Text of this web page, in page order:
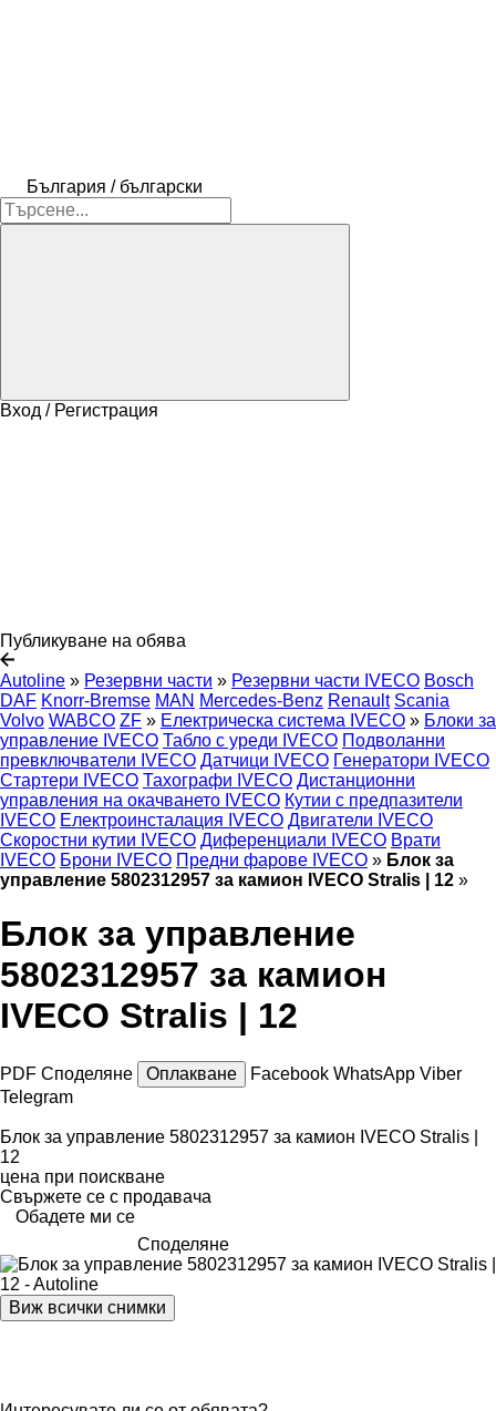
България / български
Вход / Регистрация
Публикуване на обява
Autoline » Резервни части » Резервни части IVECO Bosch
DAF Knorr-Bremse MAN Mercedes-Benz Renault Scania
Volvo WABCO ZF » Електрическа система IVECO » Блоки за
управление IVECO Табло с уреди IVECO Подволанни
превключватели IVECO Датчици IVECO Генератори IVECO
Стартери IVECO Тахографи IVECO Дистанционни
управления на окачването IVECO Кутии с предпазители
IVECO Електроинсталация IVECO Двигатели IVECO
Скоростни кутии IVECO Диференциали IVECO Врати
IVECO Брони IVECO Предни фарове IVECO » Блок за
управление 5802312957 за камион IVECO Stralis | 12 »
Блок за управление
5802312957 за камион
IVECO Stralis | 12
PDF Споделяне Оплакване Facebook WhatsApp Viber
Telegram
Блок за управление 5802312957 за камион IVECO Stralis |
12
цена при поискване
Свържете се с продавача
Обадете ми се
Споделяне
Виж всички снимки